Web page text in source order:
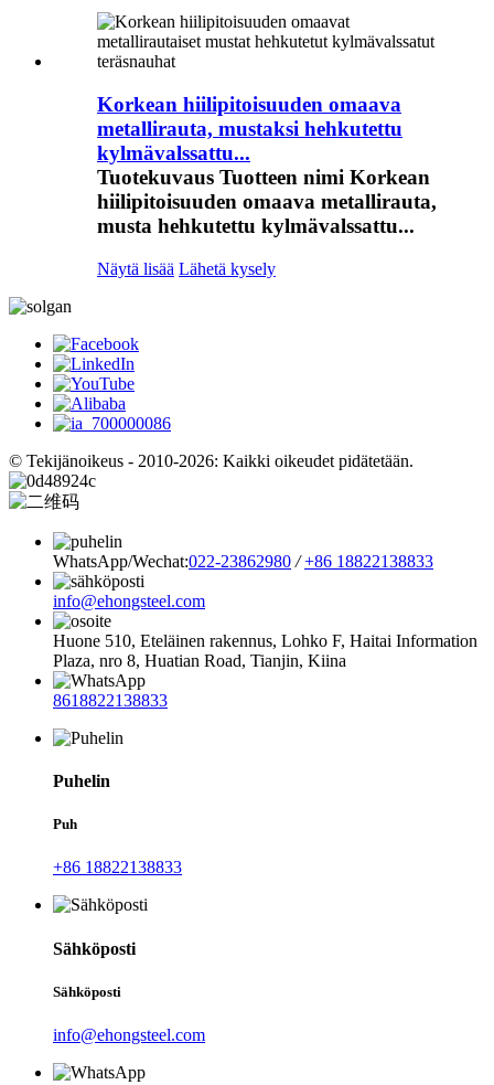
Korkean hiilipitoisuuden omaava
metallirauta, mustaksi hehkutettu
kylmävalssattu...
Tuotekuvaus Tuotteen nimi Korkean
hiilipitoisuuden omaava metallirauta,
musta hehkutettu kylmävalssattu...
Näytä lisää Lähetä kysely
© Tekijänoikeus - 2010-2026: Kaikki oikeudet pidätetään.
WhatsApp/Wechat:022-23862980 / +86 18822138833
info@ehongsteel.com
Huone 510, Eteläinen rakennus, Lohko F, ​​Haitai Information
Plaza, nro 8, Huatian Road, Tianjin, Kiina
8618822138833
Puhelin
Puh
+86 18822138833
Sähköposti
Sähköposti
info@ehongsteel.com